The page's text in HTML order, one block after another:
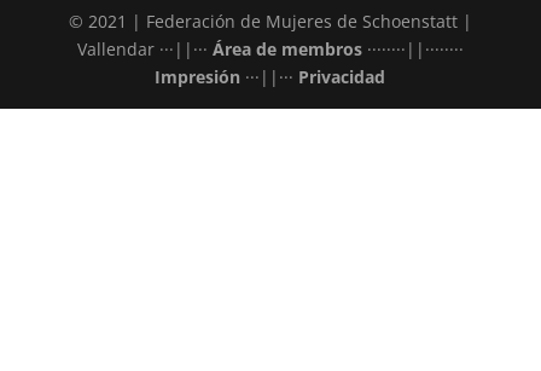
© 2021 | Federación de Mujeres de Schoenstatt |
Vallendar ···||··· Área de membros········||········
Impresión ···||··· Privacidad